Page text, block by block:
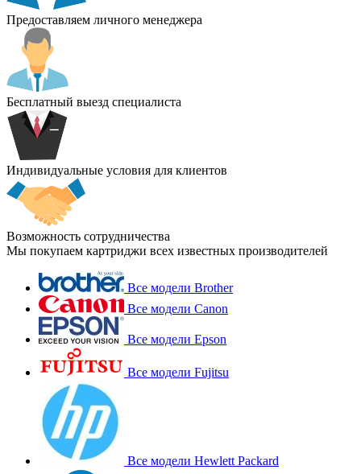
Предоставляем личного менеджера
Бесплатный выезд специалиста
Индивидуальные условия для клиентов
Возможность сотрудничества
Мы покупаем картриджи всех известных производителей
Все модели Brother
Все модели Canon
Все модели Epson
Все модели Fujitsu
Все модели Hewlett Packard